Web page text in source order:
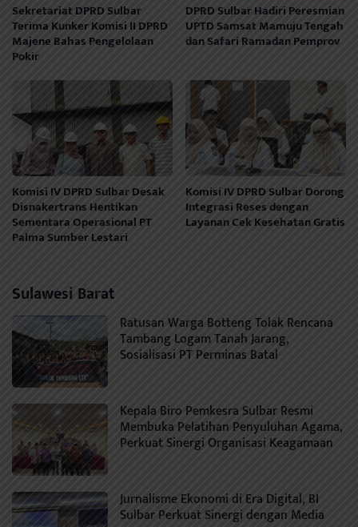
Sekretariat DPRD Sulbar
Terima Kunker Komisi II DPRD
Majene Bahas Pengelolaan
Pokir
DPRD Sulbar Hadiri Peresmian
UPTD Samsat Mamuju Tengah
dan Safari Ramadan Pemprov
Komisi IV DPRD Sulbar Desak
Disnakertrans Hentikan
Sementara Operasional PT
Palma Sumber Lestari
Komisi IV DPRD Sulbar Dorong
Integrasi Reses dengan
Layanan Cek Kesehatan Gratis
Sulawesi Barat
Ratusan Warga Botteng Tolak Rencana
Tambang Logam Tanah Jarang,
Sosialisasi PT Perminas Batal
Kepala Biro Pemkesra Sulbar Resmi
Membuka Pelatihan Penyuluhan Agama,
Perkuat Sinergi Organisasi Keagamaan
Jurnalisme Ekonomi di Era Digital, BI
Sulbar Perkuat Sinergi dengan Media